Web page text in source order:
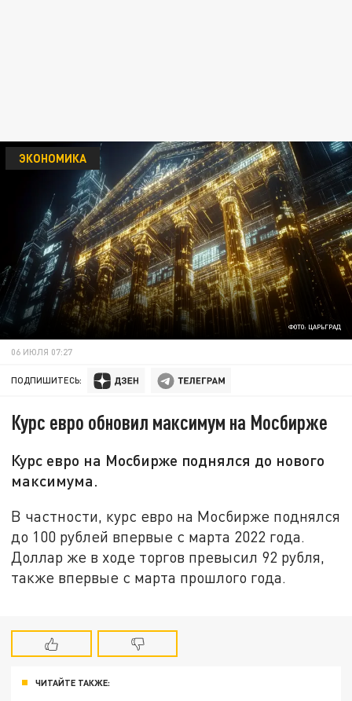
ФОТО: ЦАРЬГРАД
ЭКОНОМИКА
06 ИЮЛЯ 07:27
ПОДПИШИТЕСЬ:
Курс евро обновил максимум на Мосбирже
Курс евро на Мосбирже поднялся до нового
максимума.
В частности, курс евро на Мосбирже поднялся
до 100 рублей впервые с марта 2022 года.
Доллар же в ходе торгов превысил 92 рубля,
также впервые с марта прошлого года.
ЧИТАЙТЕ ТАКЖЕ: